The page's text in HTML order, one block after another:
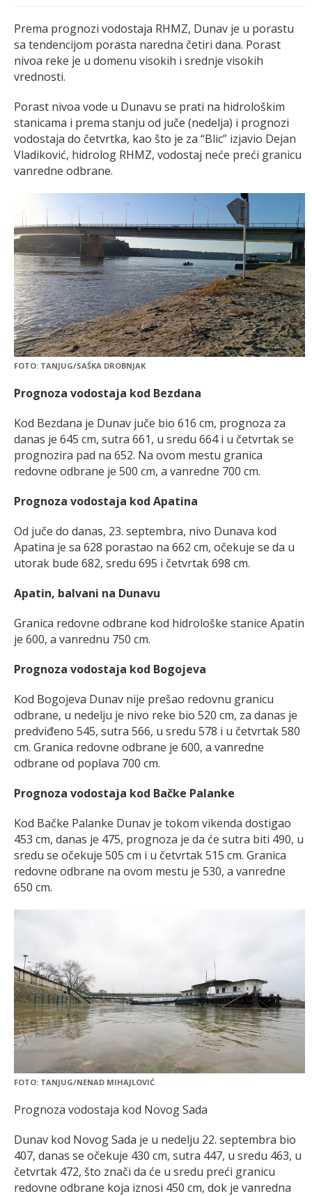
Prema prognozi vodostaja RHMZ, Dunav je u porastu
sa tendencijom porasta naredna četiri dana. Porast
nivoa reke je u domenu visokih i srednje visokih
vrednosti.
Porast nivoa vode u Dunavu se prati na hidrološkim
stanicama i prema stanju od juče (nedelja) i prognozi
vodostaja do četvrtka, kao što je za “Blic” izjavio Dejan
Vladiković, hidrolog RHMZ, vodostaj neće preći granicu
vanredne odbrane.
FOTO: TANJUG/SAŠKA DROBNJAK
Prognoza vodostaja kod Bezdana
Kod Bezdana je Dunav juče bio 616 cm, prognoza za
danas je 645 cm, sutra 661, u sredu 664 i u četvrtak se
prognozira pad na 652. Na ovom mestu granica
redovne odbrane je 500 cm, a vanredne 700 cm.
Prognoza vodostaja kod Apatina
Od juče do danas, 23. septembra, nivo Dunava kod
Apatina je sa 628 porastao na 662 cm, očekuje se da u
utorak bude 682, sredu 695 i četvrtak 698 cm.
Apatin, balvani na Dunavu
Granica redovne odbrane kod hidrološke stanice Apatin
je 600, a vanrednu 750 cm.
Prognoza vodostaja kod Bogojeva
Kod Bogojeva Dunav nije prešao redovnu granicu
odbrane, u nedelju je nivo reke bio 520 cm, za danas je
predviđeno 545, sutra 566, u sredu 578 i u četvrtak 580
cm. Granica redovne odbrane je 600, a vanredne
odbrane od poplava 700 cm.
Prognoza vodostaja kod Bačke Palanke
Kod Bačke Palanke Dunav je tokom vikenda dostigao
453 cm, danas je 475, prognoza je da će sutra biti 490, u
sredu se očekuje 505 cm i u četvrtak 515 cm. Granica
redovne odbrane na ovom mestu je 530, a vanredne
650 cm.
FOTO: TANJUG/NENAD MIHAJLOVIĆ
Prognoza vodostaja kod Novog Sada
Dunav kod Novog Sada je u nedelju 22. septembra bio
407, danas se očekuje 430 cm, sutra 447, u sredu 463, u
četvrtak 472, što znači da će u sredu preći granicu
redovne odbrane koja iznosi 450 cm, dok je vanredna